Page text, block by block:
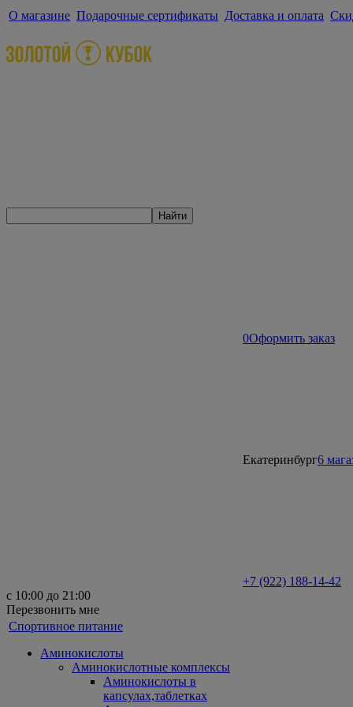
О магазине Подарочные сертификаты Доставка и оплата
Найти
0Оформить заказ
Екатеринбург6
+7 (922) 188-14-42
с 10:00 до 21:00
Перезвонить мне
Спортивное питание
Аминокислоты
Аминокислотные комплексы
Аминокислоты в
капсулах,таблетках